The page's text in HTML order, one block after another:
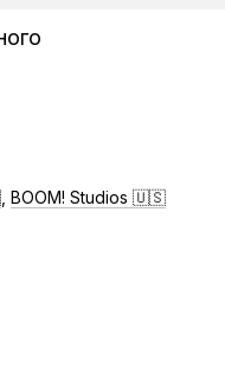
BOOM! Studios 🇺🇸